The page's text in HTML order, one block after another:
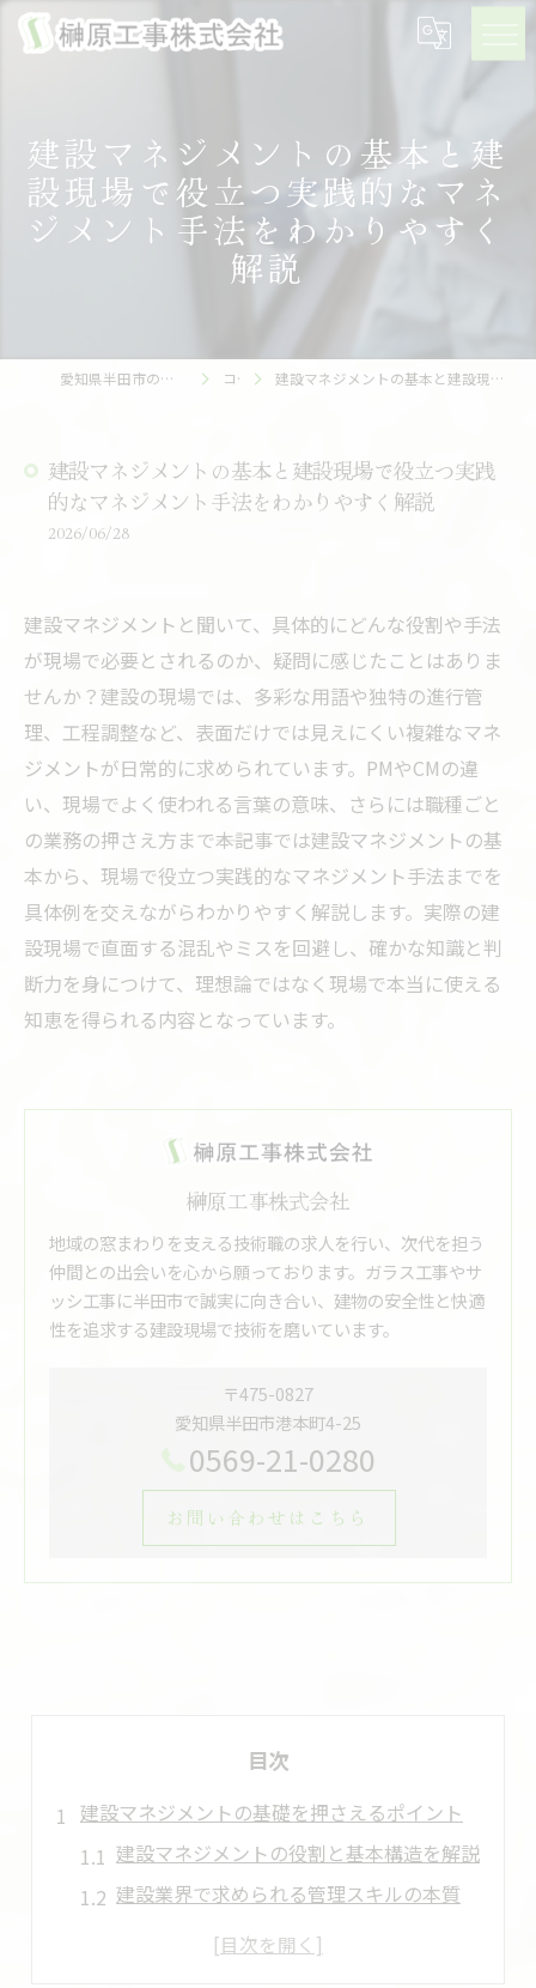
建設マネジメントの基本と建
設現場で役立つ実践的なマネ
ジメント手法をわかりやすく
解説
愛知県半田市の建設の求人なら榊原工事株式会社 コラム 建設マネジメントの基本と建設現場で役立つ実践的なマネジメント手法をわかりやすく解説
建設マネジメントの基本と建設現場で役立つ実践
的なマネジメント手法をわかりやすく解説
2026/06/28
建設マネジメントと聞いて、具体的にどんな役割や手法
が現場で必要とされるのか、疑問に感じたことはありま
せんか？建設の現場では、多彩な用語や独特の進行管
理、工程調整など、表面だけでは見えにくい複雑なマネ
ジメントが日常的に求められています。PMやCMの違
い、現場でよく使われる言葉の意味、さらには職種ごと
の業務の押さえ方まで――本記事では建設マネジメントの基
本から、現場で役立つ実践的なマネジメント手法までを
具体例を交えながらわかりやすく解説します。実際の建
設現場で直面する混乱やミスを回避し、確かな知識と判
断力を身につけて、理想論ではなく現場で本当に使える
知恵を得られる内容となっています。
榊原工事株式会社
地域の窓まわりを支える技術職の求人を行い、次代を担う
仲間との出会いを心から願っております。ガラス工事やサ
ッシ工事に半田市で誠実に向き合い、建物の安全性と快適
性を追求する建設現場で技術を磨いています。
〒475-0827
愛知県半田市港本町4-25
0569-21-0280
お問い合わせはこちら
目次
建設マネジメントの基礎を押さえるポイント
建設マネジメントの役割と基本構造を解説
建設業界で求められる管理スキルの本質
現場で使える建設マネジメントの知識